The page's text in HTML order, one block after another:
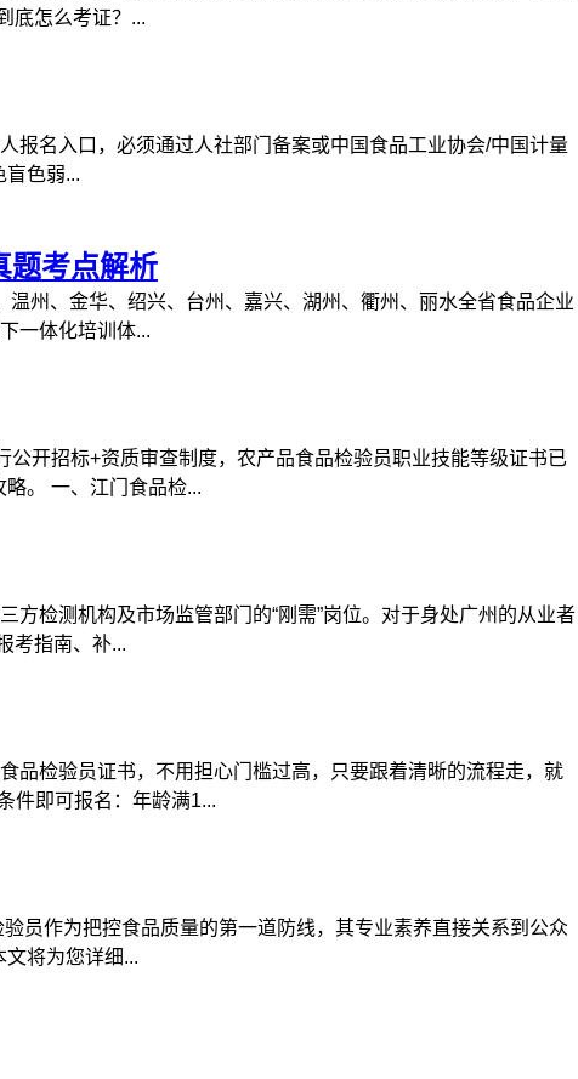
底怎么考证？...
报名入口，必须通过人社部门备案或中国食品工业协会/中国计量
盲色弱...
题考点解析
、金华、绍兴、台州、嘉兴、湖州、衢州、丽水全省食品企业
一体化培训体...
开招标+资质审查制度，农产品食品检验员职业技能等级证书已
。 一、江门食品检...
测机构及市场监管部门的“刚需”岗位。对于身处广州的从业者
考指南、补...
品检验员证书，不用担心门槛过高，只要跟着清晰的流程走，就
件即可报名：年龄满1...
作为把控食品质量的第一道防线，其专业素养直接关系到公众
将为您详细...